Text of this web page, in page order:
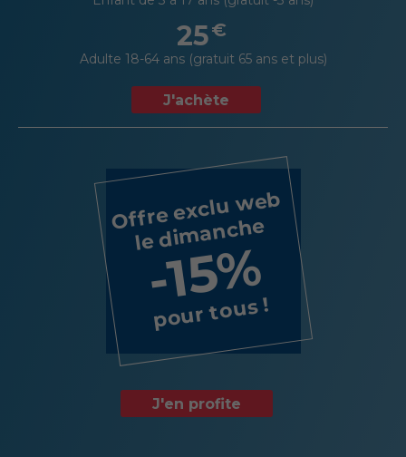
25€
Adulte 18-64 ans (gratuit 65 ans et plus)
J'achète
Offre exclu web
le dimanche
-15%
pour tous !
J'en profite